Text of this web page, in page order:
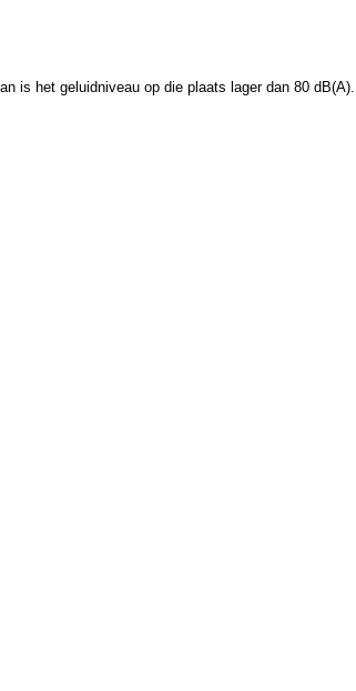
is het geluidniveau op die plaats lager dan 80 dB(A).